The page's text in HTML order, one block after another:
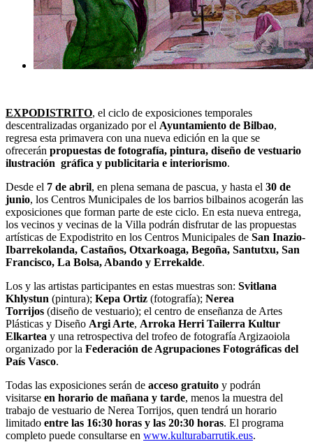
EXPODISTRITO, el ciclo de exposiciones temporales
descentralizadas organizado por el Ayuntamiento de Bilbao,
regresa esta primavera con una nueva edición en la que se
ofrecerán propuestas de fotografía, pintura, diseño de vestuario
ilustración gráfica y publicitaria e interiorismo.
Desde el 7 de abril, en plena semana de pascua, y hasta el 30 de
junio, los Centros Municipales de los barrios bilbainos acogerán las
exposiciones que forman parte de este ciclo. En esta nueva entrega,
los vecinos y vecinas de la Villa podrán disfrutar de las propuestas
artísticas de Expodistrito en los Centros Municipales de San Inazio-
Ibarrekolanda, Castaños, Otxarkoaga, Begoña, Santutxu, San
Francisco, La Bolsa, Abando y Errekalde.
Los y las artistas participantes en estas muestras son: Svitlana
Khlystun (pintura); Kepa Ortiz (fotografía); Nerea
Torrijos (diseño de vestuario); el centro de enseñanza de Artes
Plásticas y Diseño Argi Arte, Arroka Herri Tailerra Kultur
Elkartea y una retrospectiva del trofeo de fotografía Argizaoiola
organizado por la Federación de Agrupaciones Fotográficas del
País Vasco.
Todas las exposiciones serán de acceso gratuito y podrán
visitarse en horario de mañana y tarde, menos la muestra del
trabajo de vestuario de Nerea Torrijos, quen tendrá un horario
limitado entre las 16:30 horas y las 20:30 horas. El programa
completo puede consultarse en www.kulturabarrutik.eus.